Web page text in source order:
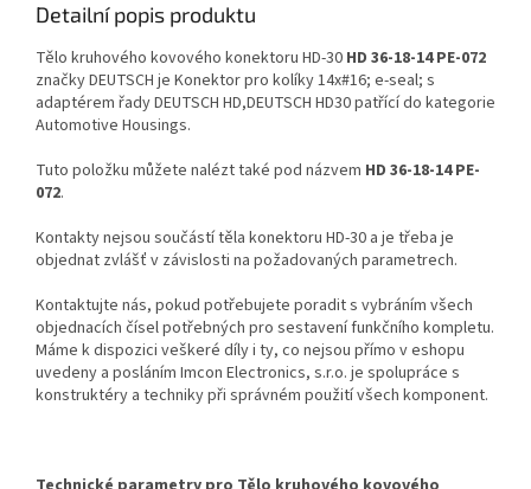
Detailní popis produktu
Tělo kruhového kovového konektoru HD-30 HD 36-18-14 PE-072
značky DEUTSCH je Konektor pro kolíky 14x#16; e-seal; s
adaptérem řady DEUTSCH HD,DEUTSCH HD30 patřící do kategorie
Automotive Housings.
Tuto položku můžete nalézt také pod názvem HD 36-18-14 PE-
072.
Kontakty nejsou součástí těla konektoru HD-30 a je třeba je
objednat zvlášť v závislosti na požadovaných parametrech.
Kontaktujte nás, pokud potřebujete poradit s vybráním všech
objednacích čísel potřebných pro sestavení funkčního kompletu.
Máme k dispozici veškeré díly i ty, co nejsou přímo v eshopu
uvedeny a posláním Imcon Electronics, s.r.o. je spolupráce s
konstruktéry a techniky při správném použití všech komponent.